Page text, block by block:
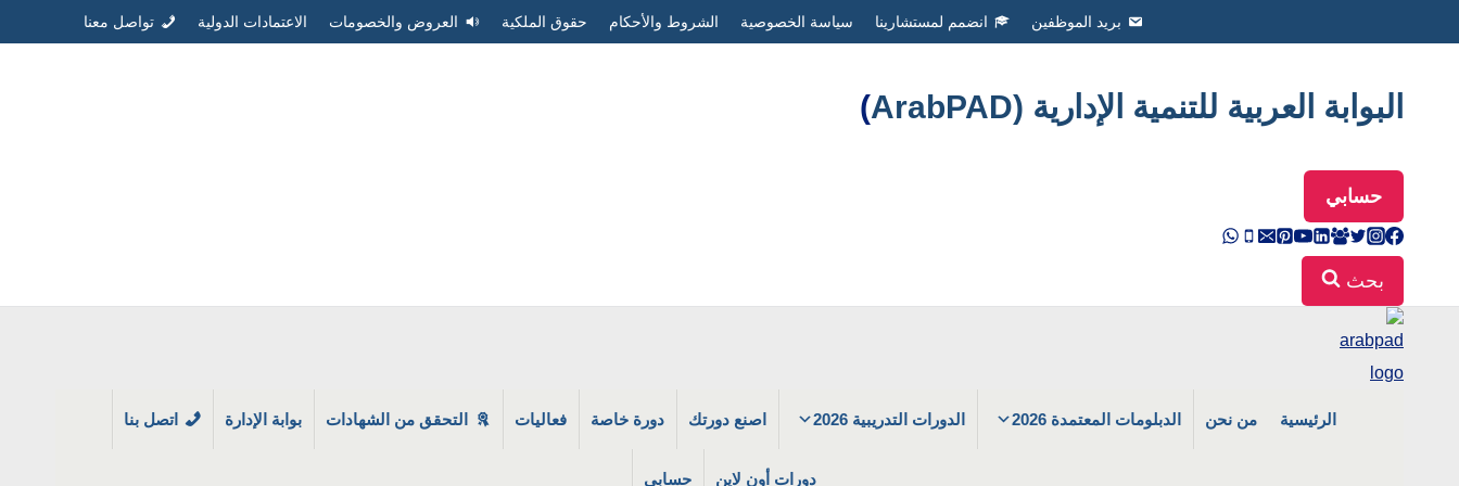
to
بريد الموظفين انضمم لمستشارينا سياسة الخصوصية الشروط والأحكام حقوق الملكية العروض والخصومات الاعتمادات الدولية تواصل معنا
البوابة العربية للتنمية الإدارية (ArabPAD )
حسابي
بحث
الرئيسية من نحن الدبلومات المعتمدة 2026 الدورات التدريبية 2026 اصنع دورتك دورة خاصة فعاليات التحقق من الشهادات بوابة الإدارة اتصل بنا
دورات أون لاين حسابي